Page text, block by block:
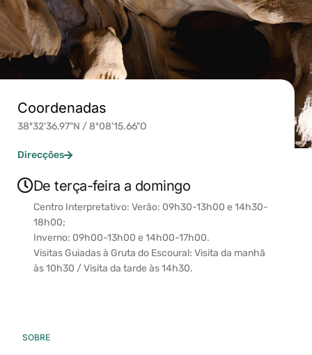
Coordenadas
38º32'36.97"N / 8º08'15.66"O
Direcções
De terça-feira a domingo
Centro Interpretativo: Verão: 09h30-13h00 e 14h30-
18h00;
Inverno: 09h00-13h00 e 14h00-17h00.
Visitas Guiadas à Gruta do Escoural: Visita da manhã
às 10h30 / Visita da tarde às 14h30.
SOBRE
PT